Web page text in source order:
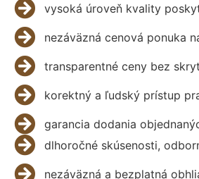
vysoká úroveň kvality
nezáväzná cenová ponuka
transparentné ceny bez
korektný a ľudský prístup
garancia dodania
dlhoročné skúsenosti,
nezáväzná a bezplatná